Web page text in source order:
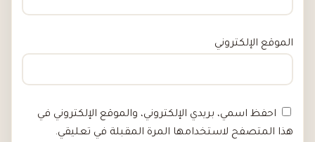
الموقع الإلكتروني
احفظ اسمي، بريدي الإلكتروني، والموقع الإلكتروني في
هذا المتصفح لاستخدامها المرة المقبلة في تعليقي.